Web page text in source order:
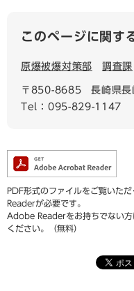
このページに関す
原爆被爆対策部 調査課
〒850-8685
長崎県
Tel：095-829-1147
PDF形式のファイルをご覧いた
Readerが必要です。
Adobe Readerをお持ちでない方
ください。（無料）